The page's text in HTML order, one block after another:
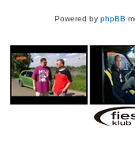
Powered by phpBB